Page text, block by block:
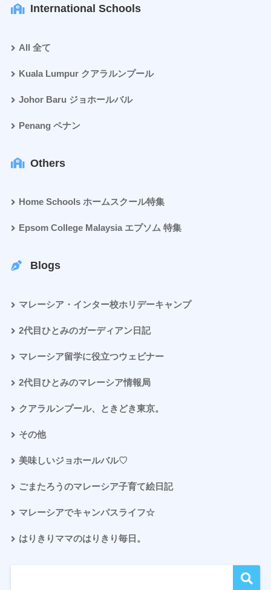
International Schools
All 全て
Kuala Lumpur クアラルンプール
Johor Baru ジョホールバル
Penang ペナン
Others
Home Schools ホームスクール特集
Epsom College Malaysia エプソム 特集
Blogs
マレーシア・インター校ホリデーキャンプ
2代目ひとみのガーディアン日記
マレーシア留学に役立つウェビナー
2代目ひとみのマレーシア情報局
クアラルンプール、ときどき東京。
その他
美味しいジョホールバル♡
ごまたろうのマレーシア子育て絵日記
マレーシアでキャンパスライフ☆
はりきりママのはりきり毎日。